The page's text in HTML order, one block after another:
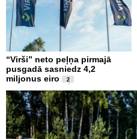
“Virši” neto peļņa pirmajā
pusgadā sasniedz 4,2
miljonus eiro
2